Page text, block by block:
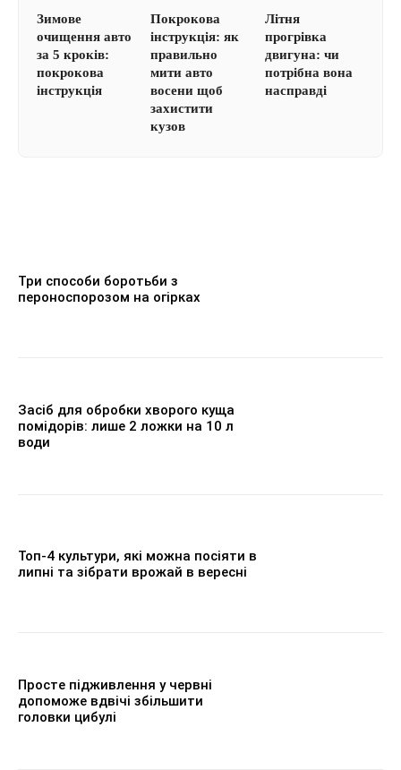
Зимове
очищення авто
за 5 кроків:
покрокова
інструкція
Покрокова
інструкція: як
правильно
мити авто
восени щоб
захистити
кузов
Літня
прогрівка
двигуна: чи
потрібна вона
насправді
Три способи боротьби з
пероноспорозом на огірках
Засіб для обробки хворого куща
помідорів: лише 2 ложки на 10 л
води
Топ-4 культури, які можна посіяти в
липні та зібрати врожай в вересні
Просте підживлення у червні
допоможе вдвічі збільшити
головки цибулі